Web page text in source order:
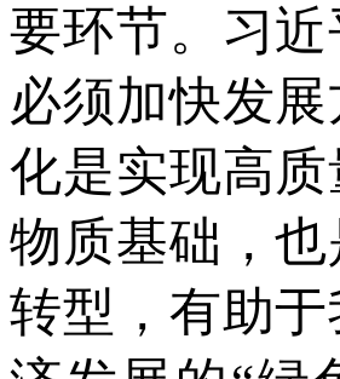
要环节。习
必须加快发
化是实现高
物质基础，
转型，有助